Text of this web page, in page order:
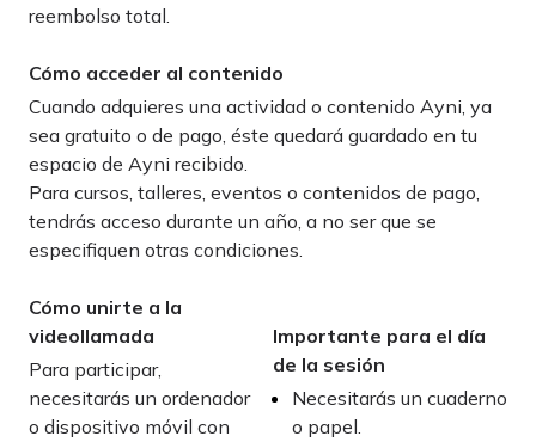
reembolso total.
Cómo acceder al contenido
Cuando adquieres una actividad o contenido Ayni, ya
sea gratuito o de pago, éste quedará guardado en tu
espacio de Ayni recibido.
Para cursos, talleres, eventos o contenidos de pago,
tendrás acceso durante un año, a no ser que se
especifiquen otras condiciones.
Cómo unirte a la
videollamada
Para participar,
necesitarás un ordenador
o dispositivo móvil con
Importante para el día
de la sesión
Necesitarás un cuaderno
o papel.